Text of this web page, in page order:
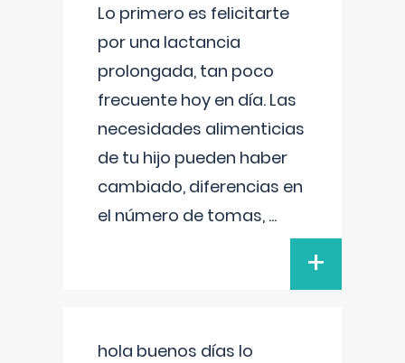
Lo primero es felicitarte
por una lactancia
prolongada, tan poco
frecuente hoy en día. Las
necesidades alimenticias
de tu hijo pueden haber
cambiado, diferencias en
el número de tomas, ...
+
hola buenos días lo